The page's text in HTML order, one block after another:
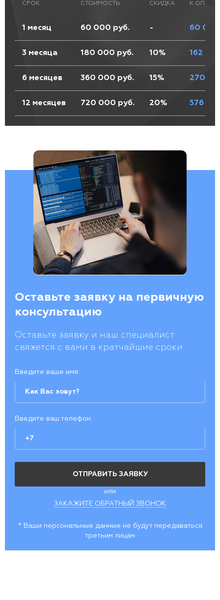
СРОК СТОИМОСТЬ СКИДКА К ОПЛАТЕ
1 месяц 60 000 руб. - 60 000
3 месяца 180 000 руб. 10% 162
6 месяцев 360 000 руб. 15% 270
12 месяцев 720 000 руб. 20% 576
Оставьте заявку на первичную
консультацию
Оставьте заявку и наш специалист
свяжется с вами в кратчайшие сроки
Введите ваше имя
Введите ваш телефон
или
ЗАКАЖИТЕ ОБРАТНЫЙ ЗВОНОК
* Ваши персональные данные не будут передаваться
третьим лицам